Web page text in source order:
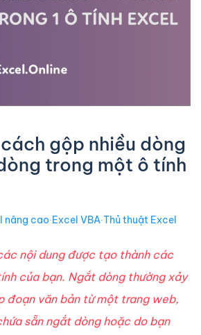
gộp nhiều dòng
trong một ô tính
nâng cao∙Excel VBA∙Thủ thuật Excel
nội dung được tạo thành các
của bạn. Ngắt dòng thường xảy
đoạn văn bản từ một trang web,
sẵn ngắt dòng hoặc do bạn